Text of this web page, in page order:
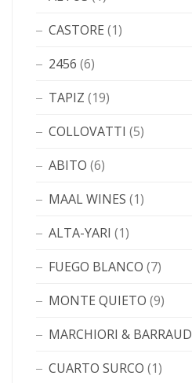
CASTORE (1)
2456 (6)
TAPIZ (19)
COLLOVATTI (5)
ABITO (6)
MAAL WINES (1)
ALTA-YARI (1)
FUEGO BLANCO (7)
MONTE QUIETO (9)
MARCHIORI & BARRAUD
CUARTO SURCO (1)